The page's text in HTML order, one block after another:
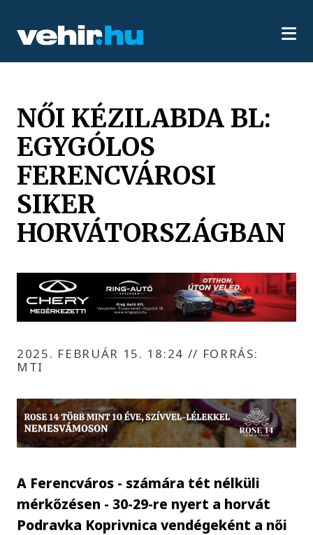
NŐI KÉZILABDA BL:
EGYGÓLOS
FERENCVÁROSI
SIKER
HORVÁTORSZÁGBAN
2025. FEBRUÁR 15. 18:24 // FORRÁS:
MTI
A Ferencváros - számára tét nélküli
mérkőzésen - 30-29-re nyert a horvát
Podravka Koprivnica vendégeként a női